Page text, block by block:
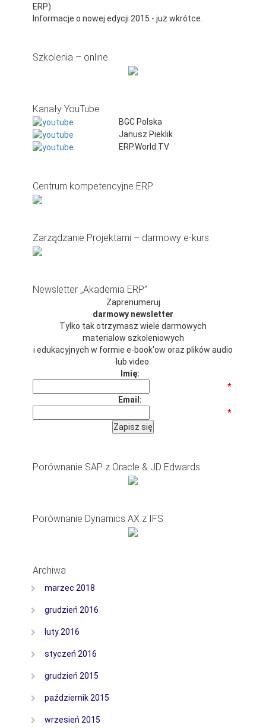
ERP)
Informacje o nowej edycji 2015 - już wkrótce.
Szkolenia – online
Kanały YouTube
BGC Polska
Janusz Pieklik
ERP.World.TV
Centrum kompetencyjne ERP
Zarządzanie Projektami – darmowy e-kurs
Newsletter „Akademia ERP”
Zaprenumeruj
darmowy newsletter
Tylko tak otrzymasz wiele darmowych
materialow szkoleniowych
i edukacyjnych w formie e-book'ow oraz plików audio
lub video.
Imię:
*
Email:
*
Porównanie SAP z Oracle & JD Edwards
Porównanie Dynamics AX z IFS
Archiwa
marzec 2018
grudzień 2016
luty 2016
styczeń 2016
grudzień 2015
październik 2015
wrzesień 2015